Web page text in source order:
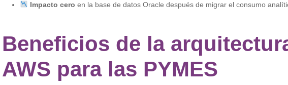
Impacto cero en la base de datos Oracle después de migrar el consumo
Beneficios de la
AWS para las PYMES